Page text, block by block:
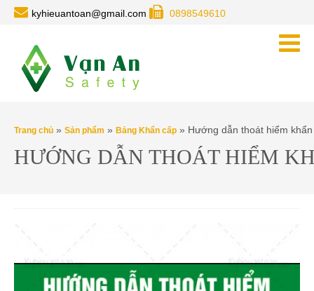
kyhieuantoan@gmail.com 0898549610
Trang chủ » Sản phẩm » Bảng Khẩn cấp » Hướng dẫn thoát hiểm
HƯỚNG DẪN THOÁT HIỂM